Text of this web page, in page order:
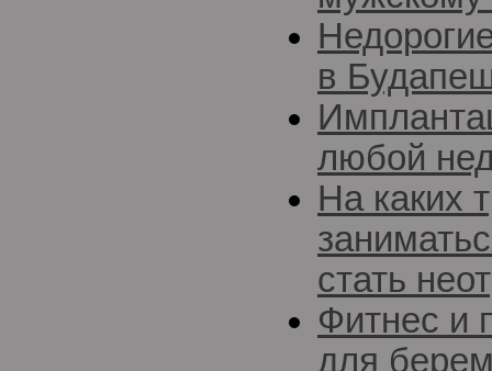
в
любой
На каких
стать
Фитнес и
для